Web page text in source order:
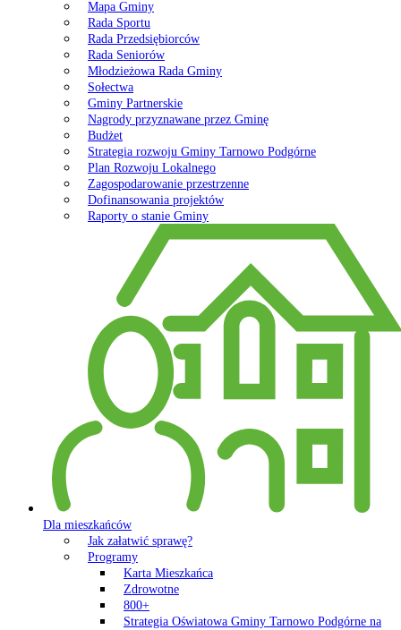
Mapa Gminy
Rada Sportu
Rada Przedsiębiorców
Rada Seniorów
Młodzieżowa Rada Gminy
Sołectwa
Gminy Partnerskie
Nagrody przyznawane przez Gminę
Budżet
Strategia rozwoju Gminy Tarnowo Podgórne
Plan Rozwoju Lokalnego
Zagospodarowanie przestrzenne
Dofinansowania projektów
Raporty o stanie Gminy
Dla mieszkańców
Jak załatwić sprawę?
Programy
Karta Mieszkańca
Zdrowotne
800+
Strategia Oświatowa Gminy Tarnowo Podgórne na